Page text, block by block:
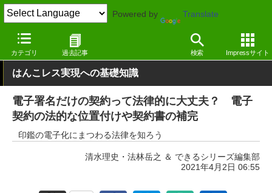
Powered by Translate
カテゴリ 過去記事 検索 Impressサイト
窓の杜 オフィス・ドキュメント Windows
はんこレス実現への基礎知識
電子署名だけの契約って法律的に大丈夫？ 電子
契約の法的な位置付けや契約書の補完
印鑑の電子化にまつわる法律を知ろう
清水理史・法林岳之 ＆ できるシリーズ編集部
2021年4月2日 06:55